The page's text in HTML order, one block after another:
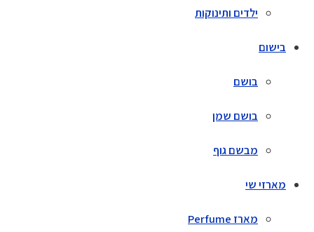
ילדים ותינוקות
בישום
בושם
בושם שמן
מבשם גוף
מארזי שי
מארז Perfume